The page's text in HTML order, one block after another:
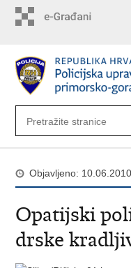
Objavljeno: 10.06.2010.
Opatijski
drske